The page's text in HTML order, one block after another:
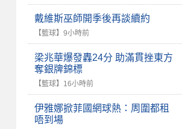
戴維斯巫師開季後再談續約
【籃球】 9小時前
梁兆華爆發轟24分 助滿貫挫東方
奪銀牌錦標
【籃球】 16小時前
伊雅娜掀菲國網球熱：周圍都租
唔到場